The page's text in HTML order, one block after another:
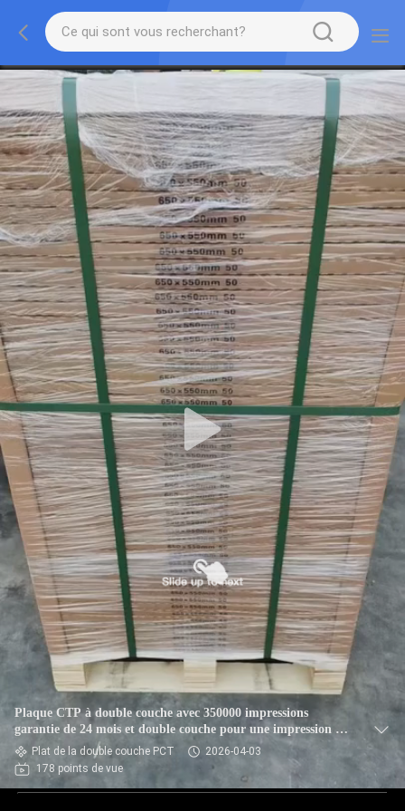
Plaque CTP à double couche avec 350000 impressions
garantie de 24 mois et double couche pour une impression de
haute qualité
Plat de la double couche PCT
2026-04-03
178 points de vue